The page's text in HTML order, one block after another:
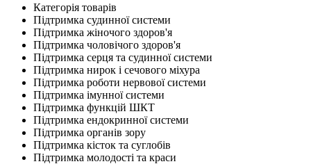
Категорія товарів
Підтримка судинної системи
Підтримка жіночого здоров'я
Підтримка чоловічого здоров'я
Підтримка серця та судинної системи
Підтримка нирок і сечового міхура
Підтримка роботи нервової системи
Підтримка імунної системи
Підтримка функцій ШКТ
Підтримка ендокринної системи
Підтримка органів зору
Підтримка кісток та суглобів
Підтримка молодості та краси